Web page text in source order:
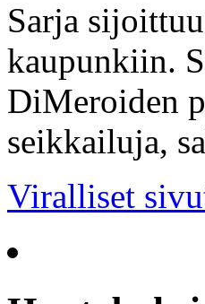
Sarja
kaupunkiin.
DiMeroiden
seikkailuja,
Viralliset